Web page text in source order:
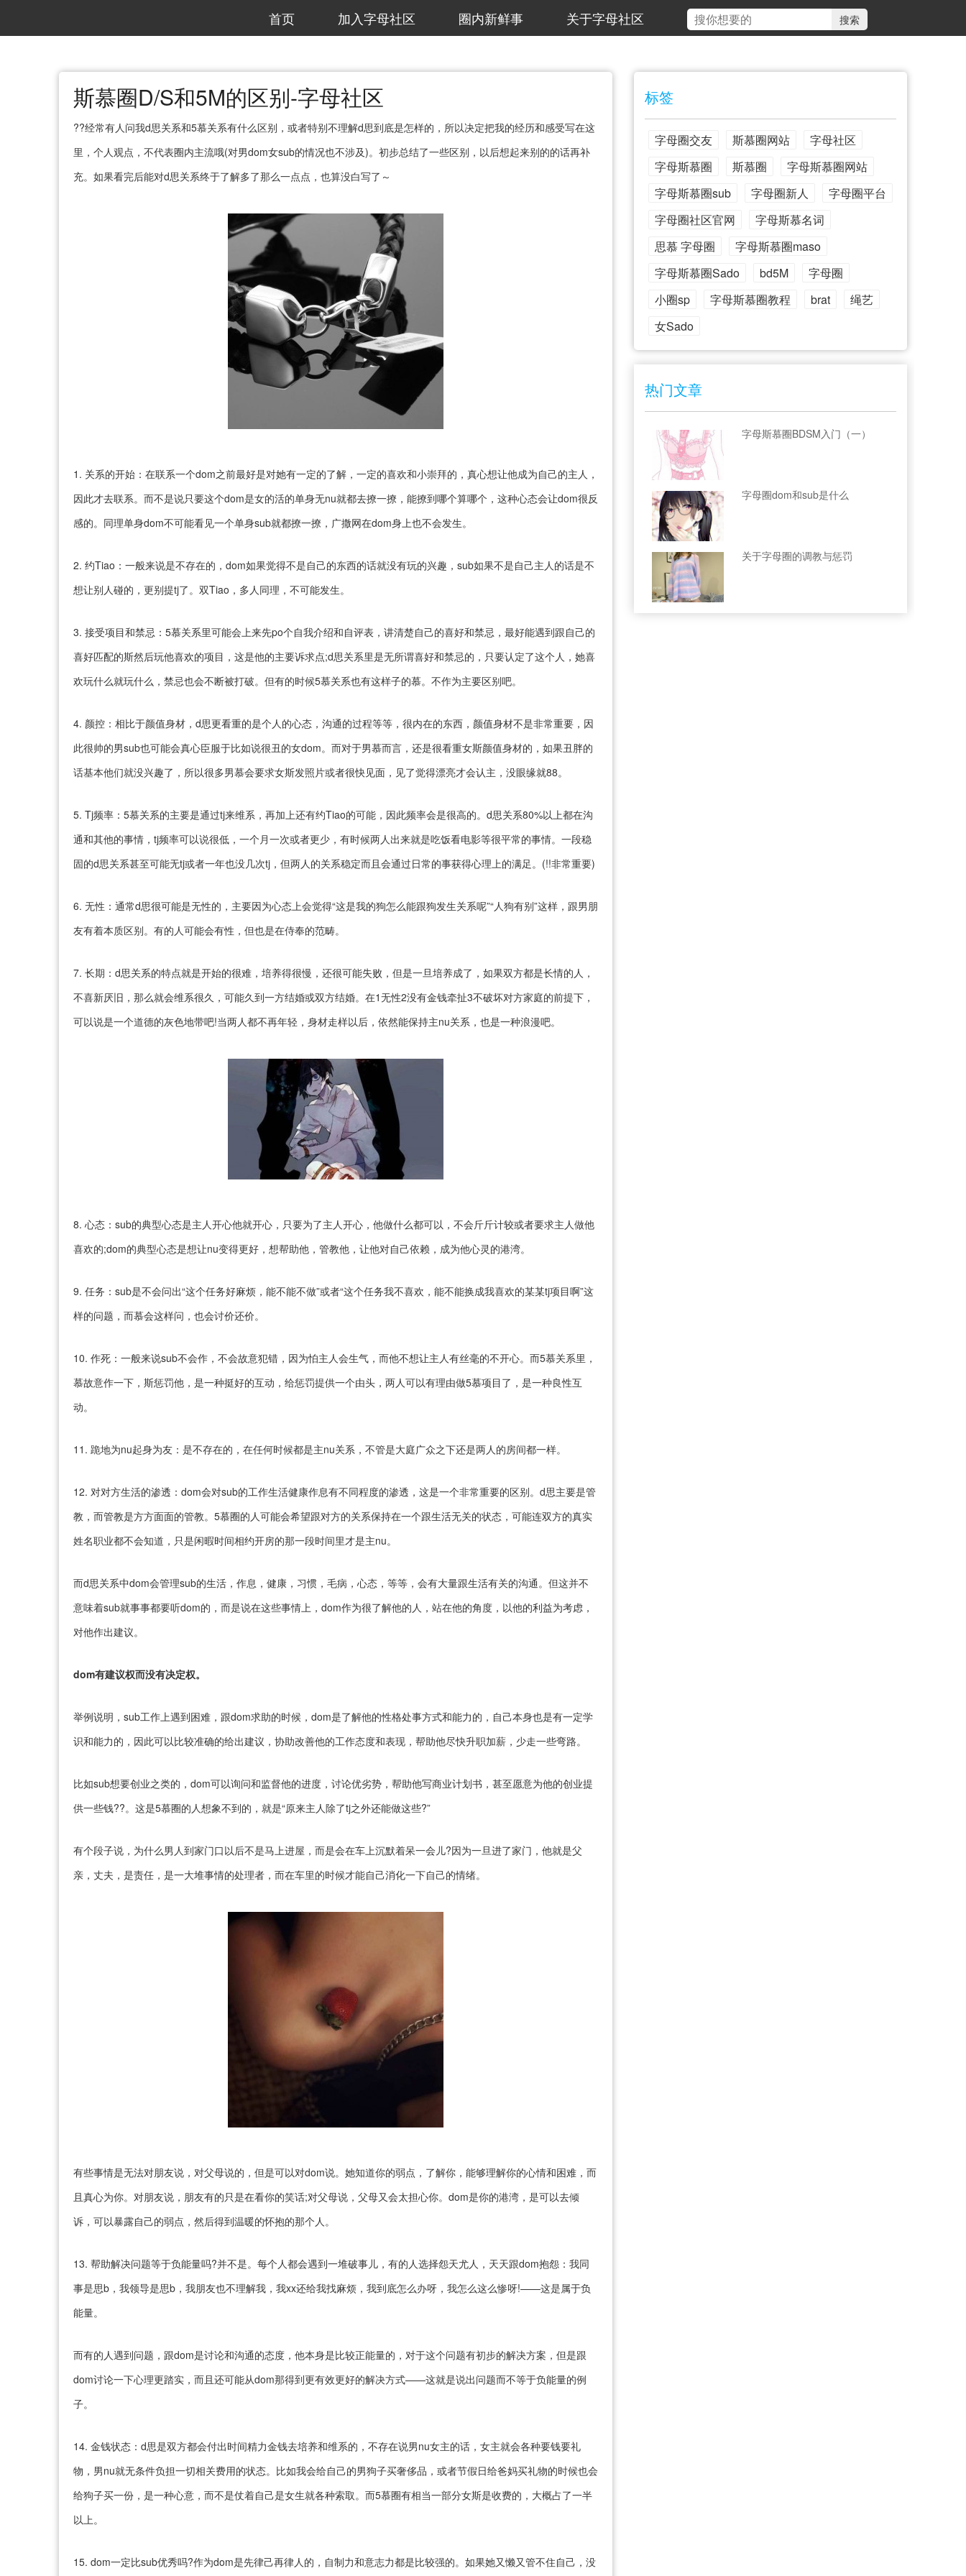
首页 加入字母社区 圈内新鲜事 关于字母社区
斯慕圈D/S和5M的区别-字母社区
??经常有人问我d思关系和5慕关系有什么区别，或者特别不理解d思到底是怎样的，所以决定把我的经历和感受写在这
里，个人观点，不代表圈内主流哦(对男dom女sub的情况也不涉及)。初步总结了一些区别，以后想起来别的的话再补
充。如果看完后能对d思关系终于了解多了那么一点点，也算没白写了～
1. 关系的开始：在联系一个dom之前最好是对她有一定的了解，一定的喜欢和小崇拜的，真心想让他成为自己的主人，
因此才去联系。而不是说只要这个dom是女的活的单身无nu就都去撩一撩，能撩到哪个算哪个，这种心态会让dom很反
感的。同理单身dom不可能看见一个单身sub就都撩一撩，广撒网在dom身上也不会发生。
2. 约Tiao：一般来说是不存在的，dom如果觉得不是自己的东西的话就没有玩的兴趣，sub如果不是自己主人的话是不
想让别人碰的，更别提tj了。双Tiao，多人同理，不可能发生。
3. 接受项目和禁忌：5慕关系里可能会上来先po个自我介绍和自评表，讲清楚自己的喜好和禁忌，最好能遇到跟自己的
喜好匹配的斯然后玩他喜欢的项目，这是他的主要诉求点;d思关系里是无所谓喜好和禁忌的，只要认定了这个人，她喜
欢玩什么就玩什么，禁忌也会不断被打破。但有的时候5慕关系也有这样子的慕。不作为主要区别吧。
4. 颜控：相比于颜值身材，d思更看重的是个人的心态，沟通的过程等等，很内在的东西，颜值身材不是非常重要，因
此很帅的男sub也可能会真心臣服于比如说很丑的女dom。而对于男慕而言，还是很看重女斯颜值身材的，如果丑胖的
话基本他们就没兴趣了，所以很多男慕会要求女斯发照片或者很快见面，见了觉得漂亮才会认主，没眼缘就88。
5. Tj频率：5慕关系的主要是通过tj来维系，再加上还有约Tiao的可能，因此频率会是很高的。d思关系80%以上都在沟
通和其他的事情，tj频率可以说很低，一个月一次或者更少，有时候两人出来就是吃饭看电影等很平常的事情。一段稳
固的d思关系甚至可能无tj或者一年也没几次tj，但两人的关系稳定而且会通过日常的事获得心理上的满足。(!!非常重要)
6. 无性：通常d思很可能是无性的，主要因为心态上会觉得“这是我的狗怎么能跟狗发生关系呢”“人狗有别”这样，跟男朋
友有着本质区别。有的人可能会有性，但也是在侍奉的范畴。
7. 长期：d思关系的特点就是开始的很难，培养得很慢，还很可能失败，但是一旦培养成了，如果双方都是长情的人，
不喜新厌旧，那么就会维系很久，可能久到一方结婚或双方结婚。在1无性2没有金钱牵扯3不破坏对方家庭的前提下，
可以说是一个道德的灰色地带吧!当两人都不再年轻，身材走样以后，依然能保持主nu关系，也是一种浪漫吧。
8. 心态：sub的典型心态是主人开心他就开心，只要为了主人开心，他做什么都可以，不会斤斤计较或者要求主人做他
喜欢的;dom的典型心态是想让nu变得更好，想帮助他，管教他，让他对自己依赖，成为他心灵的港湾。
9. 任务：sub是不会问出“这个任务好麻烦，能不能不做”或者“这个任务我不喜欢，能不能换成我喜欢的某某tj项目啊”这
样的问题，而慕会这样问，也会讨价还价。
10. 作死：一般来说sub不会作，不会故意犯错，因为怕主人会生气，而他不想让主人有丝毫的不开心。而5慕关系里，
慕故意作一下，斯惩罚他，是一种挺好的互动，给惩罚提供一个由头，两人可以有理由做5慕项目了，是一种良性互
动。
11. 跪地为nu起身为友：是不存在的，在任何时候都是主nu关系，不管是大庭广众之下还是两人的房间都一样。
12. 对对方生活的渗透：dom会对sub的工作生活健康作息有不同程度的渗透，这是一个非常重要的区别。d思主要是管
教，而管教是方方面面的管教。5慕圈的人可能会希望跟对方的关系保持在一个跟生活无关的状态，可能连双方的真实
姓名职业都不会知道，只是闲暇时间相约开房的那一段时间里才是主nu。
而d思关系中dom会管理sub的生活，作息，健康，习惯，毛病，心态，等等，会有大量跟生活有关的沟通。但这并不
意味着sub就事事都要听dom的，而是说在这些事情上，dom作为很了解他的人，站在他的角度，以他的利益为考虑，
对他作出建议。
dom有建议权而没有决定权。
举例说明，sub工作上遇到困难，跟dom求助的时候，dom是了解他的性格处事方式和能力的，自己本身也是有一定学
识和能力的，因此可以比较准确的给出建议，协助改善他的工作态度和表现，帮助他尽快升职加薪，少走一些弯路。
比如sub想要创业之类的，dom可以询问和监督他的进度，讨论优劣势，帮助他写商业计划书，甚至愿意为他的创业提
供一些钱??。这是5慕圈的人想象不到的，就是“原来主人除了tj之外还能做这些?”
有个段子说，为什么男人到家门口以后不是马上进屋，而是会在车上沉默着呆一会儿?因为一旦进了家门，他就是父
亲，丈夫，是责任，是一大堆事情的处理者，而在车里的时候才能自己消化一下自己的情绪。
有些事情是无法对朋友说，对父母说的，但是可以对dom说。她知道你的弱点，了解你，能够理解你的心情和困难，而
且真心为你。对朋友说，朋友有的只是在看你的笑话;对父母说，父母又会太担心你。dom是你的港湾，是可以去倾
诉，可以暴露自己的弱点，然后得到温暖的怀抱的那个人。
13. 帮助解决问题等于负能量吗?并不是。每个人都会遇到一堆破事儿，有的人选择怨天尤人，天天跟dom抱怨：我同
事是思b，我领导是思b，我朋友也不理解我，我xx还给我找麻烦，我到底怎么办呀，我怎么这么惨呀!——这是属于负
能量。
而有的人遇到问题，跟dom是讨论和沟通的态度，他本身是比较正能量的，对于这个问题有初步的解决方案，但是跟
dom讨论一下心理更踏实，而且还可能从dom那得到更有效更好的解决方式——这就是说出问题而不等于负能量的例
子。
14. 金钱状态：d思是双方都会付出时间精力金钱去培养和维系的，不存在说男nu女主的话，女主就会各种要钱要礼
物，男nu就无条件负担一切相关费用的状态。比如我会给自己的男狗子买奢侈品，或者节假日给爸妈买礼物的时候也会
给狗子买一份，是一种心意，而不是仗着自己是女生就各种索取。而5慕圈有相当一部分女斯是收费的，大概占了一半
以上。
15. dom一定比sub优秀吗?作为dom是先律己再律人的，自制力和意志力都是比较强的。如果她又懒又管不住自己，没
标签
字母圈交友 斯慕圈网站
字母社区
字母斯慕圈
斯慕圈
字母斯慕圈网站
字母斯慕圈sub
字母圈新人
字母圈平台
字母圈社区官网
字母斯慕名词
思慕 字母圈
字母斯慕圈maso
字母斯慕圈Sado
bd5M
字母圈
小圈sp
字母斯慕圈教程 brat
绳艺
女Sado
热门文章
字母斯慕圈BDSM入门（一）
字母圈dom和sub是什么
关于字母圈的调教与惩罚